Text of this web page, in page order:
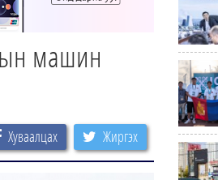
машин
Хуваалцах Жиргэх